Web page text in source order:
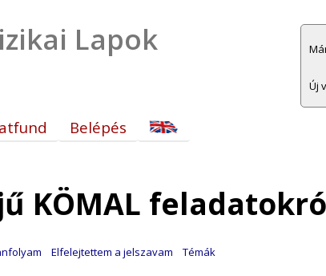
Lapok
Új
Belépés
KÖMAL
Elfelejtettem a jelszavam Témák